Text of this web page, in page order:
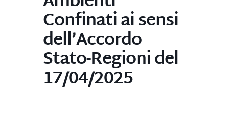
Confinati ai sensi
dell’Accordo
Stato-Regioni del
17/04/2025